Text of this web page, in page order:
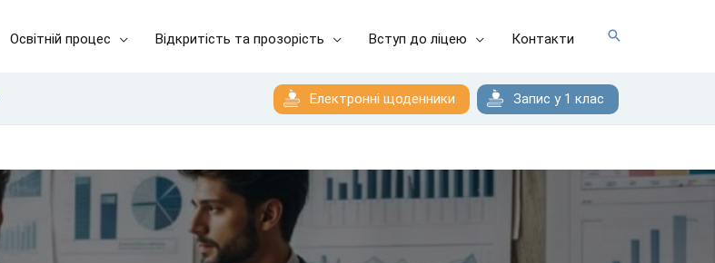
Освітній процес Відкритість та прозорість Вступ до ліцею Контакти
Електронні щоденники Запис у 1 клас